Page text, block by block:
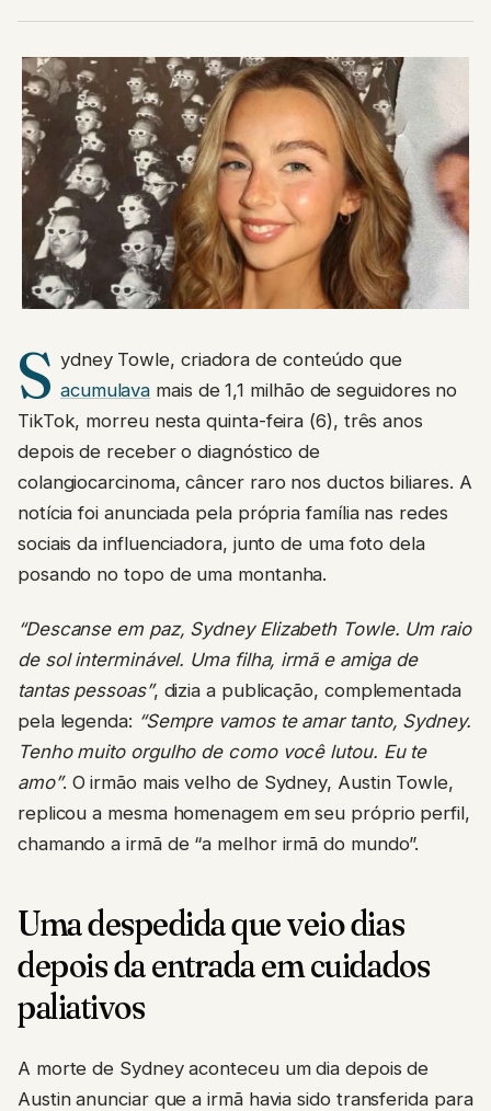
S ydney Towle, criadora de conteúdo que
acumulava mais de 1,1 milhão de seguidores no
TikTok, morreu nesta quinta-feira (6), três anos
depois de receber o diagnóstico de
colangiocarcinoma, câncer raro nos ductos biliares. A
notícia foi anunciada pela própria família nas redes
sociais da influenciadora, junto de uma foto dela
posando no topo de uma montanha.
“Descanse em paz, Sydney Elizabeth Towle. Um raio
de sol interminável. Uma filha, irmã e amiga de
tantas pessoas”, dizia a publicação, complementada
pela legenda: “Sempre vamos te amar tanto, Sydney.
Tenho muito orgulho de como você lutou. Eu te
amo”. O irmão mais velho de Sydney, Austin Towle,
replicou a mesma homenagem em seu próprio perfil,
chamando a irmã de “a melhor irmã do mundo”.
Uma despedida que veio dias
depois da entrada em cuidados
paliativos
A morte de Sydney aconteceu um dia depois de
Austin anunciar que a irmã havia sido transferida para